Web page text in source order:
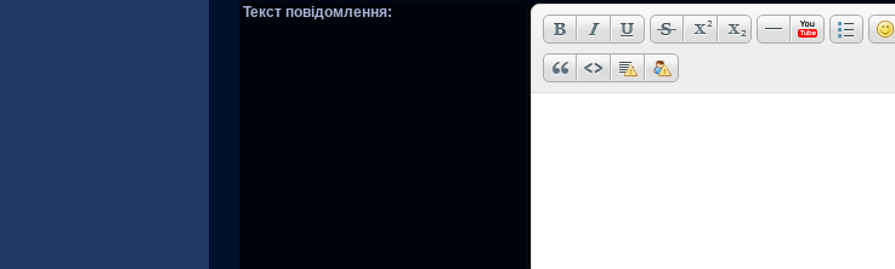
Текст повідомлення: